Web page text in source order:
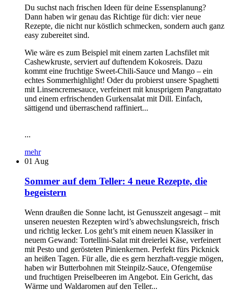
Du suchst nach frischen Ideen für deine Essensplanung?
Dann haben wir genau das Richtige für dich: vier neue
Rezepte, die nicht nur köstlich schmecken, sondern auch ganz
easy zubereitet sind.
Wie wäre es zum Beispiel mit einem zarten Lachsfilet mit
Cashewkruste, serviert auf duftendem Kokosreis. Dazu
kommt eine fruchtige Sweet-Chili-Sauce und Mango – ein
echtes Sommerhighlight! Oder du probierst unsere Spaghetti
mit Linsencremesauce, verfeinert mit knusprigem Pangrattato
und einem erfrischenden Gurkensalat mit Dill. Einfach,
sättigend und überraschend raffiniert...
...
mehr
01 Aug
Sommer auf dem Teller: 4 neue Rezepte, die
begeistern
Wenn draußen die Sonne lacht, ist Genusszeit angesagt – mit
unseren neuesten Rezepten wird’s abwechslungsreich, frisch
und richtig lecker. Los geht’s mit einem neuen Klassiker in
neuem Gewand: Tortellini-Salat mit dreierlei Käse, verfeinert
mit Pesto und gerösteten Pinienkernen. Perfekt fürs Picknick
an heißen Tagen. Für alle, die es gern herzhaft-veggie mögen,
haben wir Butterbohnen mit Steinpilz-Sauce, Ofengemüse
und fruchtigen Preiselbeeren im Angebot. Ein Gericht, das
Wärme und Waldaromen auf den Teller...